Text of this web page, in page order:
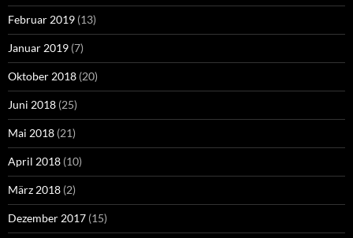
Februar 2019 (13)
Januar 2019 (7)
Oktober 2018 (20)
Juni 2018 (25)
Mai 2018 (21)
April 2018 (10)
März 2018 (2)
Dezember 2017 (15)